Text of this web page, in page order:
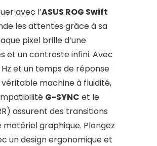
avec l’ASUS ROG Swift
les attentes grâce à sa
pixel brille d’une
et un contraste infini. Avec
et un temps de réponse
machine à fluidité,
G-SYNC et le
assurent des transitions
matériel graphique. Plongez
un design ergonomique et